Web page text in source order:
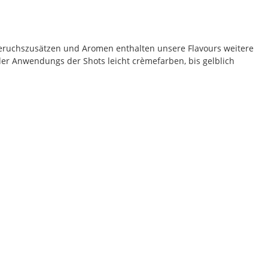
und Aromen enthalten unsere Flavours weitere
Anwendungs der Shots leicht crèmefarben, bis gelblich